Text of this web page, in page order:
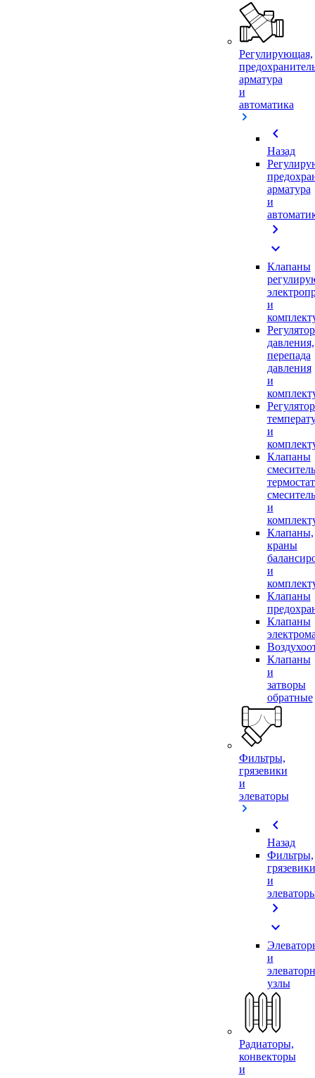
Регулирующая,
арматура
и
автоматика
chevron_left
Назад
арматура
и
chevron_right
expand_more
Клапаны
и
давления,
перепада
давления
и
и
Клапаны
и
Клапаны,
краны
и
Клапаны
Клапаны
Клапаны
и
затворы
обратные
Фильтры,
грязевики
и
элеваторы
chevron_left
Назад
Фильтры,
грязевики
и
chevron_right
expand_more
и
узлы
Радиаторы,
конвекторы
и